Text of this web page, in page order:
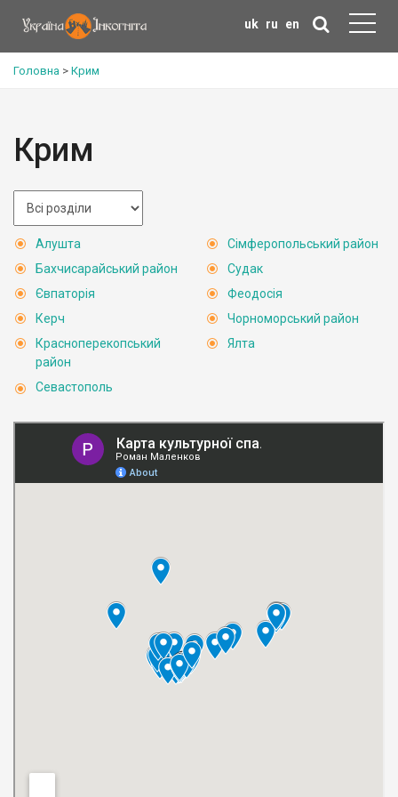
uk ru en
Головна > Крим
Крим
Алушта
Бахчисарайський район
Євпаторія
Керч
Красноперекопський
район
Севастополь
Сімферопольський район
Судак
Феодосія
Чорноморський район
Ялта